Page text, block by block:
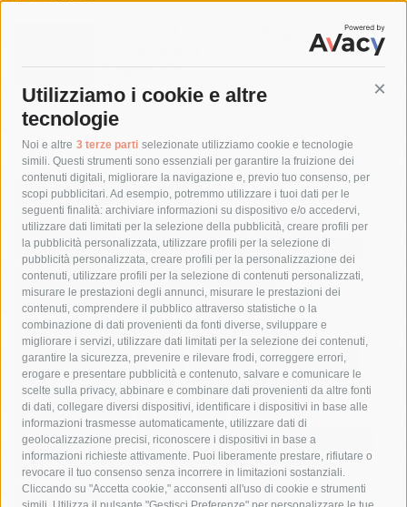
Utilizziamo i cookie e altre
tecnologie
Noi e altre 3 terze parti selezionate utilizziamo cookie e tecnologie
simili. Questi strumenti sono essenziali per garantire la fruizione dei
contenuti digitali, migliorare la navigazione e, previo tuo consenso, per
scopi pubblicitari. Ad esempio, potremmo utilizzare i tuoi dati per le
seguenti finalità: archiviare informazioni su dispositivo e/o accedervi,
utilizzare dati limitati per la selezione della pubblicità, creare profili per
la pubblicità personalizzata, utilizzare profili per la selezione di
pubblicità personalizzata, creare profili per la personalizzazione dei
contenuti, utilizzare profili per la selezione di contenuti personalizzati,
misurare le prestazioni degli annunci, misurare le prestazioni dei
contenuti, comprendere il pubblico attraverso statistiche o la
combinazione di dati provenienti da fonti diverse, sviluppare e
migliorare i servizi, utilizzare dati limitati per la selezione dei contenuti,
garantire la sicurezza, prevenire e rilevare frodi, correggere errori,
erogare e presentare pubblicità e contenuto, salvare e comunicare le
scelte sulla privacy, abbinare e combinare dati provenienti da altre fonti
di dati, collegare diversi dispositivi, identificare i dispositivi in base alle
informazioni trasmesse automaticamente, utilizzare dati di
geolocalizzazione precisi, riconoscere i dispositivi in base a
informazioni richieste attivamente. Puoi liberamente prestare, rifiutare o
revocare il tuo consenso senza incorrere in limitazioni sostanziali.
Cliccando su "Accetta cookie," acconsenti all'uso di cookie e strumenti
Sorrento. Le denunce: Bivacchi e rifiuti
8 Agosto 2026
Tag
acqua allerta meteo
anas
area marina protetta di punta campanella
arresto
Asl Napoli 3 sud
capitaneria di porto capri
carabinieri
castellammare di stabia
circumvesuviana
comune di sorrento
concerto
contagi
costiera amalfitana
covid-19 eav
elezioni
fondazione sorrento
gori guardia costiera
incidente
lavori
lorenzo balducelli mare
massa lubrense
massimo coppola
Meta napoli
ordinanza
penisola sorrentina
piano di sorrento
polizia municipale
protezione civile
Regione Campania
sant'agnello
sindaco cuomo
sorrento studenti temporali treni